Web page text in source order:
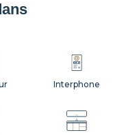
Interphone